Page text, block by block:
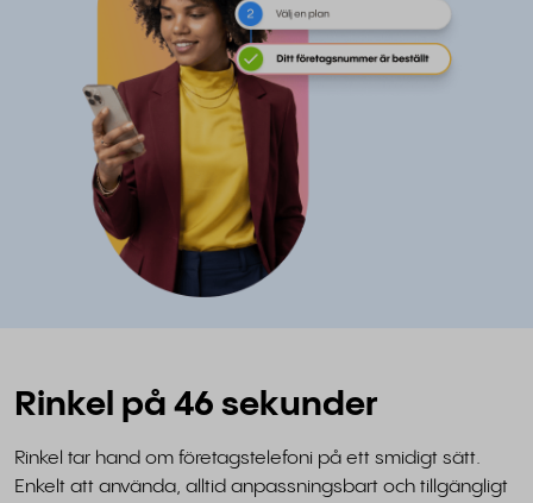
Rinkel på 46 sekunder
Rinkel tar hand om företagstelefoni på ett smidigt sätt.
Enkelt att använda, alltid anpassningsbart och tillgängligt